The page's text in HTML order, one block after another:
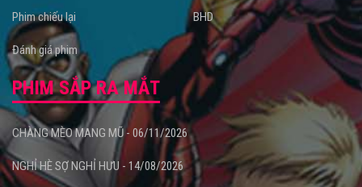
Phim chiếu lại
Đánh giá phim
BHD
PHIM SẮP RA MẮT
CHÀNG MÈO MANG MŨ - 06/11/2026
NGHỈ HÈ SỢ NGHỈ HƯU - 14/08/2026